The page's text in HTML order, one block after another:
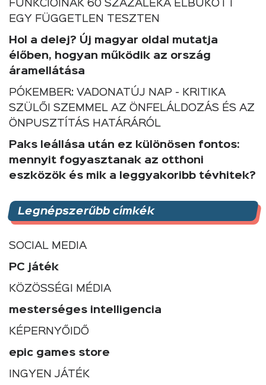
FUNKCIÓINAK 60 SZÁZALÉKA ELBUKOTT
EGY FÜGGETLEN TESZTEN
Hol a delej? Új magyar oldal mutatja
élőben, hogyan működik az ország
áramellátása
PÓKEMBER: VADONATÚJ NAP - KRITIKA
SZÜLŐI SZEMMEL AZ ÖNFELÁLDOZÁS ÉS AZ
ÖNPUSZTÍTÁS HATÁRÁRÓL
Paks leállása után ez különösen fontos:
mennyit fogyasztanak az otthoni
eszközök és mik a leggyakoribb tévhitek?
Legnépszerűbb címkék
SOCIAL MEDIA
PC játék
KÖZÖSSÉGI MÉDIA
mesterséges intelligencia
KÉPERNYŐIDŐ
epic games store
INGYEN JÁTÉK